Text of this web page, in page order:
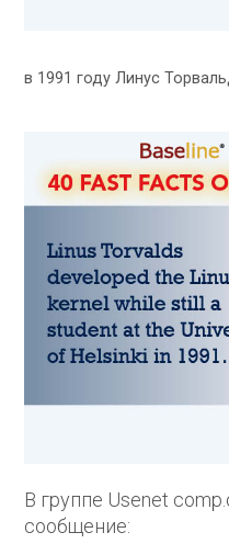
в 1991 году Линус
В группе Usenet
сообщение: